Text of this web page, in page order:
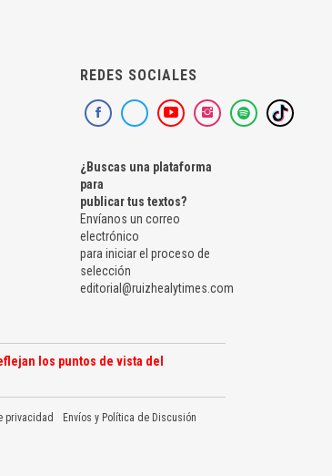
REDES SOCIALES
¿Buscas una plataforma
para
publicar tus textos?
Envíanos un correo
electrónico
para iniciar el proceso de
selección
editorial@ruizhealytimes.com
los puntos de vista del
privacidad Envíos y Política de Discusión